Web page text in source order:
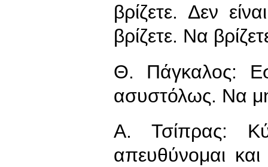
βρίζετε. Δεν
βρίζετε. Να
Θ. Πάγκαλος:
ασυστόλως. Να
Α. Τσίπρας:
απευθύνομαι